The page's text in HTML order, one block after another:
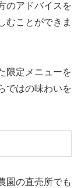
のアドバイスを
むことができま
限定メニューを
ではの味わいを
園の直売所でも